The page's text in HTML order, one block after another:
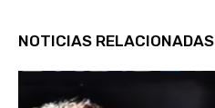
NOTICIAS RELACIONADAS